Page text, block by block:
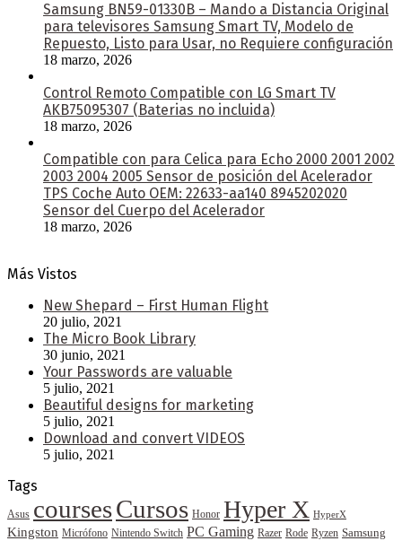
Samsung BN59-01330B – Mando a Distancia Original
para televisores Samsung Smart TV, Modelo de
Repuesto, Listo para Usar, no Requiere configuración
18 marzo, 2026
Control Remoto Compatible con LG Smart TV
AKB75095307 (Baterias no incluida)
18 marzo, 2026
Compatible con para Celica para Echo 2000 2001 2002
2003 2004 2005 Sensor de posición del Acelerador
TPS Coche Auto OEM: 22633-aa140 8945202020
Sensor del Cuerpo del Acelerador
18 marzo, 2026
Más Vistos
New Shepard – First Human Flight
20 julio, 2021
The Micro Book Library
30 junio, 2021
Your Passwords are valuable
5 julio, 2021
Beautiful designs for marketing
5 julio, 2021
Download and convert VIDEOS
5 julio, 2021
Tags
Asus coursesCursos Honor Hyper X HyperX
Kingston Micrófono Nintendo Switch PC Gaming Razer Rode Ryzen Samsung